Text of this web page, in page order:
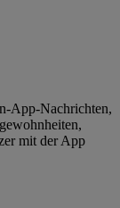
App-Nachrichten,
mit der App